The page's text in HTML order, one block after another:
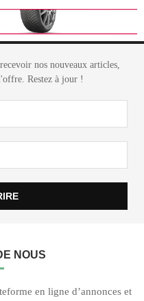
nos nouveaux articles,
Restez à jour !
NOUS
en ligne d’annonces et